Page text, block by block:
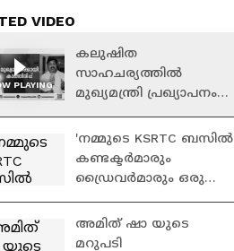
VIDEO
PLAYING
കലുഷിത
സാഹചര്യത്തിൽ
മുഖ്യമന്ത്രി പ്രഖ്യാപനം
രാഹുൽ ​ഗാന്ധി |
Congress
'നമ്മുടെ KSRTC ബസിൽ
കണ്ടക്ടർമാരും
ഡ്രൈവർമാരും ഒരു
ഒഴിക്കുന്നത്
കണ്ടിട്ടുണ്ടോ?'
അമിത് ഷാ യുടെ
മറുപടി